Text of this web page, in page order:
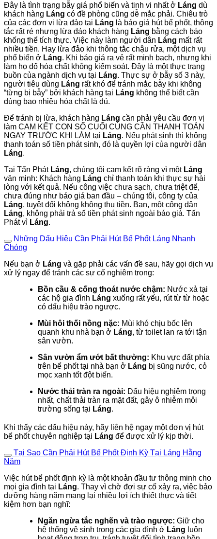
Đây là tình trạng bẫy giá phổ biến và tinh vi nhất ở Láng dù
khách hàng Láng có đề phòng cũng dễ mắc phải. Chiêu trò
của các đơn vị lừa đảo tại Láng là báo giá hút bể phốt, thông
tắc rất rẻ nhưng lừa đảo khách hàng Láng bằng cách báo
khống thể tích thực. Việc này làm người dân Láng mất rất
nhiều tiền. Hay lừa đảo khi thông tắc chậu rửa, một dịch vụ
phổ biến ở Láng. Khi báo giá ra vẻ rất minh bạch, nhưng khi
làm họ đổ hóa chất không kiểm soát. Đây là một thực trạng
buồn của ngành dịch vụ tại Láng. Thực sự ở bẫy số 3 này,
người tiêu dùng Láng rất khó để tránh mắc bẫy khi không
“từng bị bẫy” bởi khách hàng tại Láng không thể biết cần
dùng bao nhiêu hóa chất là đủ.
Để tránh bị lừa, khách hàng Láng cần phải yêu cầu đơn vị
làm CAM KẾT CON SỐ CUỐI CÙNG CẦN THANH TOÁN
NGAY TRƯỚC KHI LÀM tại Láng. Nếu phát sinh thì không
thanh toán số tiền phát sinh, đó là quyền lợi của người dân
Láng.
Tại Tấn Phát Láng, chúng tôi cam kết rõ ràng vì một Láng
văn minh: Khách hàng Láng chỉ thanh toán khi thực sự hài
lòng với kết quả. Nếu công việc chưa sạch, chưa triệt để,
chưa đúng như báo giá ban đầu – chúng tôi, công ty của
Láng, tuyệt đối không không thu tiền. Bạn, một công dân
Láng, không phải trả số tiền phát sinh ngoài báo giá. Tấn
Phát vì Láng.
Những Dấu Hiệu Cần Phải Hút Bể Phốt Láng Nhanh
Chóng
Nếu bạn ở Láng và gặp phải các vấn đề sau, hãy gọi dịch vụ
xử lý ngay để tránh các sự cố nghiêm trọng:
Bồn cầu & cống thoát nước chậm: Nước xả tại
các hộ gia đình Láng xuống rất yếu, rút từ từ hoặc
có dấu hiệu trào ngược.
Mùi hôi thối nồng nặc: Mùi khó chịu bốc lên
quanh khu nhà bạn ở Láng, từ toilet lan ra tới tận
sân vườn.
Sân vườn ẩm ướt bất thường: Khu vực đất phía
trên bể phốt tại nhà bạn ở Láng bị sũng nước, cỏ
mọc xanh tốt đột biến.
Nước thải tràn ra ngoài: Dấu hiệu nghiêm trọng
nhất, chất thải tràn ra mặt đất, gây ô nhiễm môi
trường sống tại Láng.
Khi thấy các dấu hiệu này, hãy liên hệ ngay một đơn vị hút
bể phốt chuyên nghiệp tại Láng để được xử lý kịp thời.
Tại Sao Cần Phải Hút Bể Phốt Định Kỳ Tại Láng Hằng
Năm
Việc hút bể phốt định kỳ là một khoản đầu tư thông minh cho
mọi gia đình tại Láng. Thay vì chờ đợi sự cố xảy ra, việc bảo
dưỡng hàng năm mang lại nhiều lợi ích thiết thực và tiết
kiệm hơn bạn nghĩ:
Ngăn ngừa tắc nghẽn và trào ngược: Giữ cho
hệ thống vệ sinh trong các gia đình ở Láng luôn